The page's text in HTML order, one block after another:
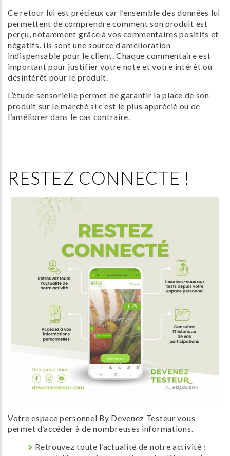
Ce retour lui est précieux car l’ensemble des données lui
permettent de comprendre comment son produit est
perçu, notamment grâce à vos commentaires positifs et
négatifs. Ils sont une source d’amélioration
indispensable pour le client. Chaque commentaire est
important pour justifier votre note et votre intérêt ou
désintérêt pour le produit.
L’étude sensorielle permet de garantir la place de son
produit sur le marché si c’est le plus apprécié ou de
l’améliorer dans le cas contraire.
RESTEZ CONNECTE !
Votre espace personnel By Devenez Testeur vous
permet d’accéder à de nombreuses informations.
Retrouvez toute l’actualité de notre activité :